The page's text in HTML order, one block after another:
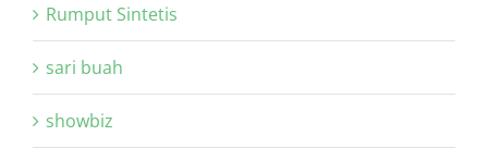
Rumput Sintetis
sari buah
showbiz